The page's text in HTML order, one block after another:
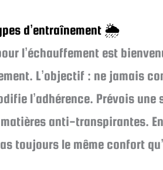
d’entraînement 🌦️
l’échauffement est
L’objectif : ne jamais
l’adhérence. Prévois
anti-transpirantes.
toujours le même confort